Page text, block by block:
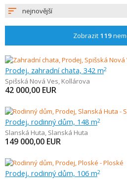
nejnovější
Zobrazit 119
Prodej, zahradní chata, 342 m2
Spišská Nová Ves, Kollárova
42 000,00 EUR
Prodej, rodinný dům, 148 m2
Slanská Huta, Slanská Huta
149 000,00 EUR
Prodej, rodinný dům, 106 m2